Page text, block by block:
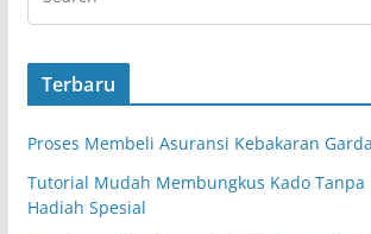
Terbaru
Proses Membeli Asuransi Kebakaran
Tutorial Mudah Membungkus Kado Tanpa
Hadiah Spesial